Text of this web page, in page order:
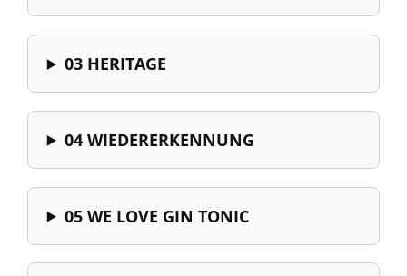
03 HERITAGE
04 WIEDERERKENNUNG
05 WE LOVE GIN TONIC